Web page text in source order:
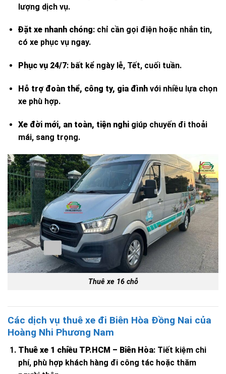
lượng dịch vụ.
Đặt xe nhanh chóng: chỉ cần gọi điện hoặc nhắn tin,
có xe phục vụ ngay.
Phục vụ 24/7: bất kể ngày lễ, Tết, cuối tuần.
Hỗ trợ đoàn thể, công ty, gia đìnhvới nhiều lựa chọn
xe phù hợp.
Xe đời mới, an toàn, tiện nghigiúp chuyến đi thoải
mái, sang trọng.
Thuê xe 16 chỗ
Các dịch vụ thuê xe đi Biên Hòa Đồng Nai của
Hoàng Nhi Phương Nam
Thuê xe 1 chiều TP.HCM – Biên Hòa: Tiết kiệm chi
phí, phù hợp khách hàng đi công tác hoặc thăm